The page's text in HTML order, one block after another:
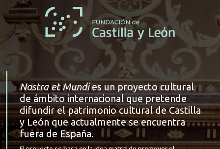
Nostra et Mundies un proyecto cultural
de ámbito internacional que pretende
difundir el patrimonio cultural de Castilla
y León que actualmente se encuentra
fuera de España.